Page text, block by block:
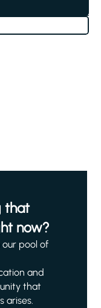
that
now?
pool of
and
that
arises.